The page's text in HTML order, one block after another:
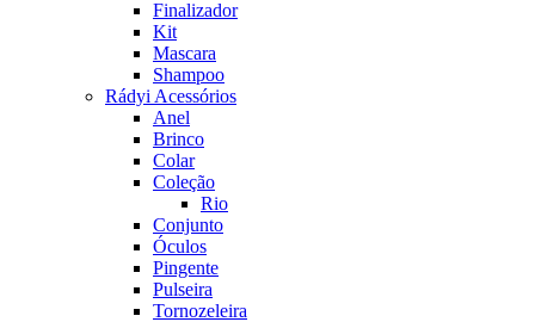
Finalizador
Kit
Mascara
Shampoo
Rádyi Acessórios
Anel
Brinco
Colar
Coleção
Rio
Conjunto
Óculos
Pingente
Pulseira
Tornozeleira